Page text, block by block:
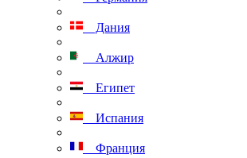
Дания
Алжир
Египет
Испания
Франция